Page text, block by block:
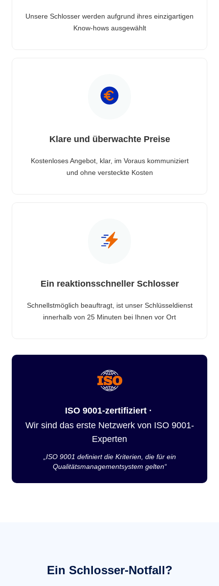
Unsere Schlosser werden aufgrund ihres einzigartigen
Know-hows ausgewählt
Klare und überwachte Preise
Kostenloses Angebot, klar, im Voraus kommuniziert
und ohne versteckte Kosten
Ein reaktionsschneller Schlosser
Schnellstmöglich beauftragt, ist unser Schlüsseldienst
innerhalb von 25 Minuten bei Ihnen vor Ort
ISO 9001-zertifiziert ·
Wir sind das erste Netzwerk von ISO 9001-
Experten
„ISO 9001 definiert die Kriterien, die für ein
Qualitätsmanagementsystem gelten“
Ein Schlosser-Notfall?